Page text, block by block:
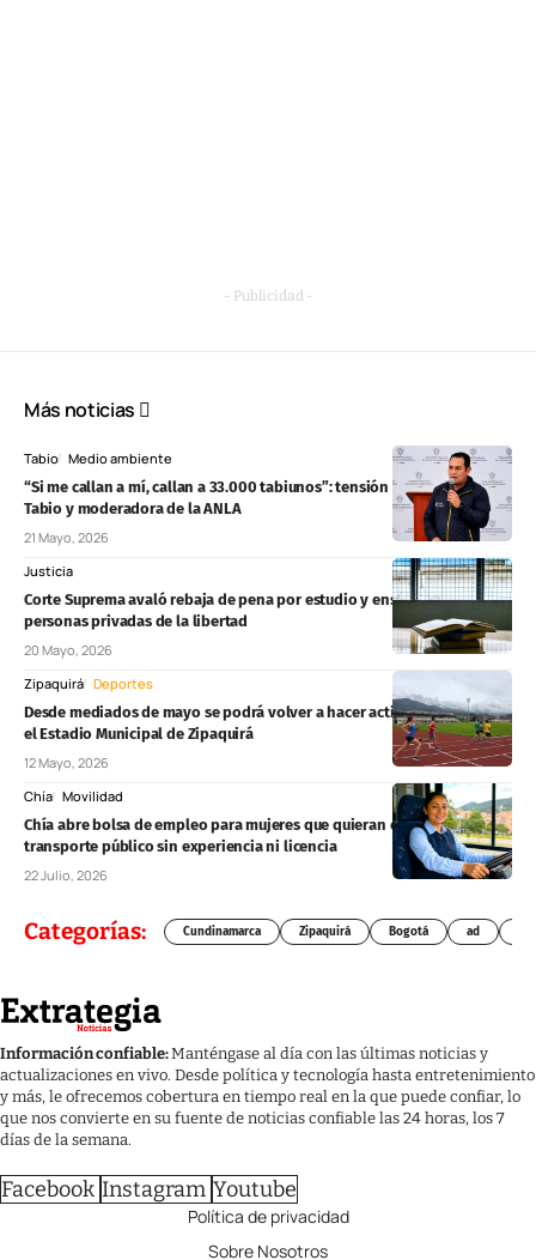
- Publicidad -
Más noticias
Tabio Medio ambiente
“Si me callan a mí, callan a 33.000 tabiunos”: tensión entre alcalde de
Tabio y moderadora de la ANLA
21 Mayo, 2026
Justicia
Corte Suprema avaló rebaja de pena por estudio y enseñanza para
personas privadas de la libertad
20 Mayo, 2026
Zipaquirá Deportes
Desde mediados de mayo se podrá volver a hacer actividad física en
el Estadio Municipal de Zipaquirá
12 Mayo, 2026
Chía Movilidad
Chía abre bolsa de empleo para mujeres que quieran conducir
transporte público sin experiencia ni licencia
22 Julio, 2026
Categorías: Cundinamarca Zipaquirá Bogotá ad
Información confiable:Manténgase al día con las últimas noticias y
actualizaciones en vivo. Desde política y tecnología hasta entretenimiento
y más, le ofrecemos cobertura en tiempo real en la que puede confiar, lo
que nos convierte en su fuente de noticias confiable las 24 horas, los 7
días de la semana.
Facebook Instagram Youtube
Política de privacidad
Sobre Nosotros